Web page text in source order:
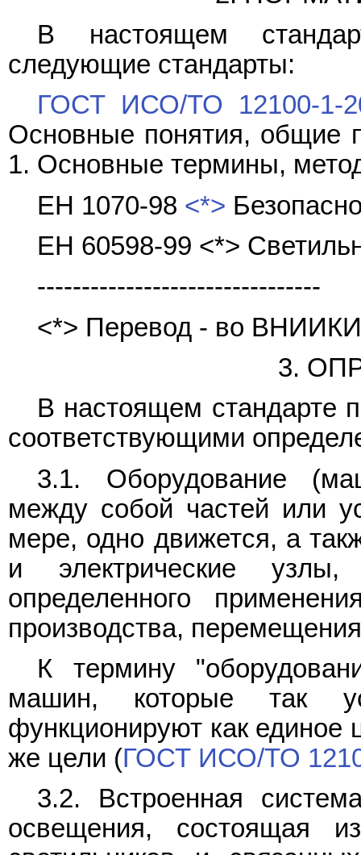
В настоящем
следующие стандарты:
ГОСТ ИСО/ТО 12100-1-
Основные понятия, общие
1. Основные термины,
ЕН 1070-98 <*>
ЕН 60598-99 <*>
--------------------------------
<*> Перевод - во
3.
В настоящем стандарте
соответствующими
3.1. Оборудование
между собой частей или
мере, одно движется, а
и электрические
определенного
производства,
К термину
машин, которые так
функционируют как единое
же цели (ГОСТ ИСО/ТО
3.2. Встроенная
освещения, состоящая